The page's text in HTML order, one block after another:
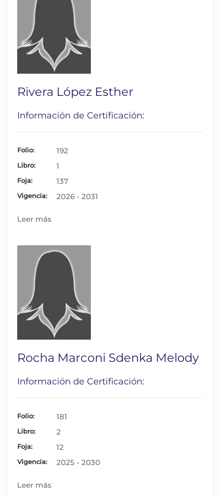
Rivera López Esther
Información de Certificación:
Folio: 192
Libro: 1
Foja: 137
Vigencia: 2026 - 2031
Leer más
Rocha Marconi Sdenka Melody
Información de Certificación:
Folio: 181
Libro: 2
Foja: 12
Vigencia: 2025 - 2030
Leer más